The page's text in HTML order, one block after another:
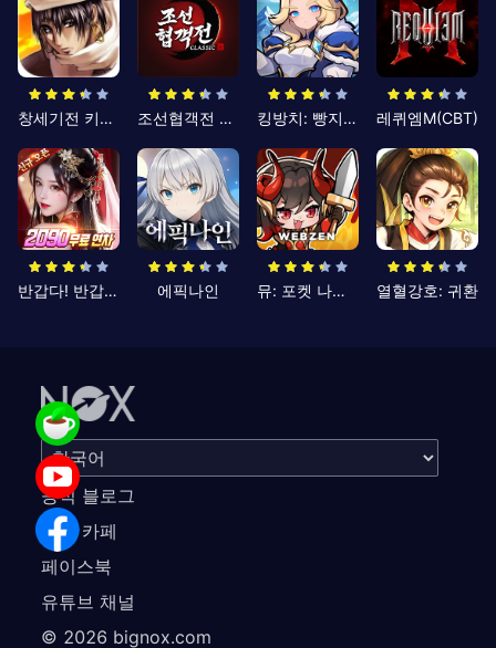
창세기전 키우기 조선협객전 클래식 킹방치: 빵지의 제왕 레퀴엠M(CBT)
반갑다! 반갑삼국지 에픽나인 뮤: 포켓 나이츠 열혈강호: 귀환
공식 블로그
공식 카페
페이스북
유튜브 채널
© 2026 bignox.com